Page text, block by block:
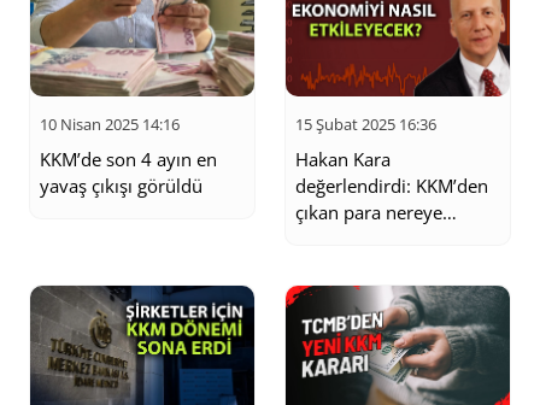
10 Nisan 2025 14:16
KKM’de son 4 ayın en
yavaş çıkışı görüldü
15 Şubat 2025 16:36
Hakan Kara
değerlendirdi: KKM’den
çıkan para nereye